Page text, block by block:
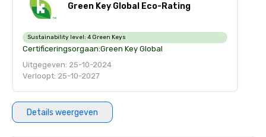
Green Key Global Eco-Rating
Sustainability level: 4 Green Keys
Certificeringsorgaan:Green Key Global
Uitgegeven: 25-10-2024
Verloopt: 25-10-2027
Details weergeven